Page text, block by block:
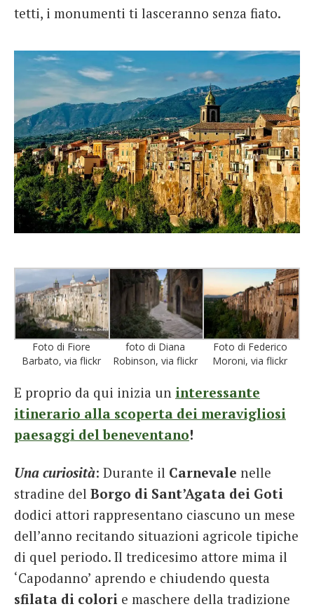
tetti, i monumenti ti lasceranno senza fiato.
Foto di Fiore
Barbato, via flickr
foto di Diana
Robinson, via flickr
Foto di Federico
Moroni, via flickr
E proprio da qui inizia un interessante
itinerario alla scoperta dei meravigliosi
paesaggi del beneventano!
Una curiosità: Durante il Carnevale nelle
stradine del Borgo di Sant’Agata dei Goti
dodici attori rappresentano ciascuno un mese
dell’anno recitando situazioni agricole tipiche
di quel periodo. Il tredicesimo attore mima il
‘Capodanno’ aprendo e chiudendo questa
sfilata di colori e maschere della tradizione